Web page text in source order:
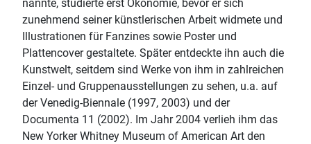
nannte, studierte erst Ökonomie, bevor er sich
zunehmend seiner künstlerischen Arbeit widmete und
Illustrationen für Fanzines sowie Poster und
Plattencover gestaltete. Später entdeckte ihn auch die
Kunstwelt, seitdem sind Werke von ihm in zahlreichen
Einzel- und Gruppenausstellungen zu sehen, u.a. auf
der Venedig-Biennale (1997, 2003) und der
Documenta 11 (2002). Im Jahr 2004 verlieh ihm das
New Yorker Whitney Museum of American Art den